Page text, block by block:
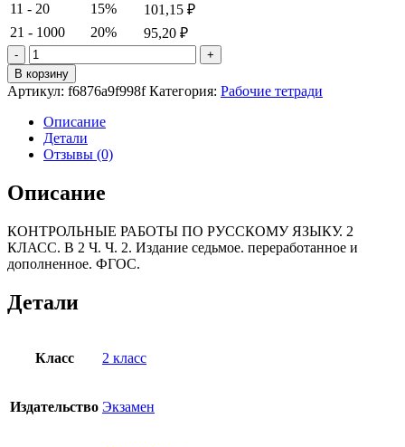
11 - 20
15% 101,15 ₽
21 - 1000
20% 95,20 ₽
Количество
товара
УМКн.
КОНТРОЛЬНЫЕ
РАБОТЫ
ПО
РУС.
КЛ.
ФГОС
В корзину
Артикул: f6876a9f998f Категория: Рабочие тетради
Описание
Детали
Отзывы (0)
Описание
КОНТРОЛЬНЫЕ РАБОТЫ ПО РУССКОМУ ЯЗЫКУ. 2
КЛАСС. В 2 Ч. Ч. 2. Издание седьмое. переработанное и
дополненное. ФГОС.
Детали
Класс 2 класс
Издательство Экзамен